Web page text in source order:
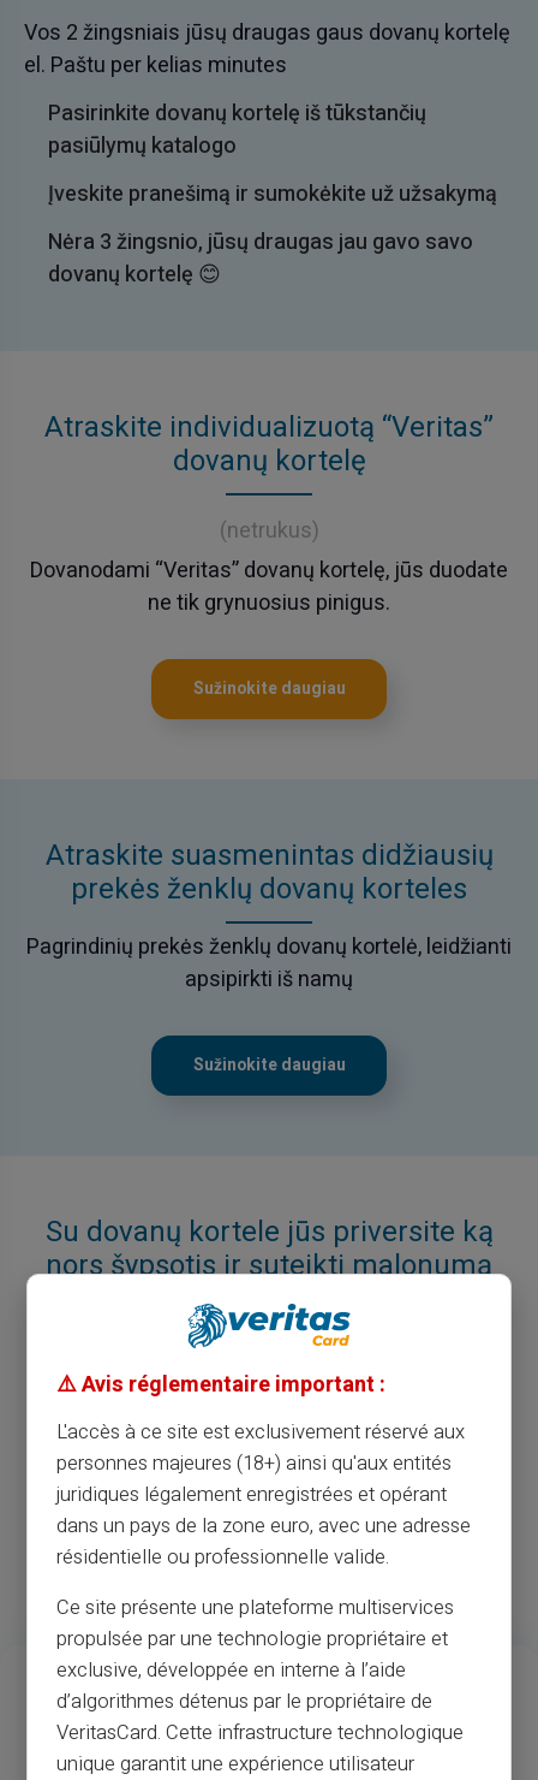
Vos 2 žingsniais jūsų draugas gaus dovanų kortelę
el. Paštu per kelias minutes
Pasirinkite dovanų kortelę iš tūkstančių
pasiūlymų katalogo
Įveskite pranešimą ir sumokėkite už užsakymą
Nėra 3 žingsnio, jūsų draugas jau gavo savo
dovanų kortelę 😊
Atraskite individualizuotą “Veritas”
dovanų kortelę
(netrukus)
Dovanodami “Veritas” dovanų kortelę, jūs duodate
ne tik grynuosius pinigus.
Sužinokite daugiau
Atraskite suasmenintas didžiausių
prekės ženklų dovanų korteles
Pagrindinių prekės ženklų dovanų kortelė, leidžianti
apsipirkti iš namų
Sužinokite daugiau
Su dovanų kortele jūs priversite ką
nors šypsotis ir suteikti malonumą
šiandien.
(netrukus)
Aš užsisakau savo dovanų kortelę
13
Metų patirtis
37
Prekybininkai ir
bankomatų priėmimas
⚠️ Avis réglementaire important :
L'accès à ce site est exclusivement réservé aux
personnes majeures (18+) ainsi qu'aux entités
juridiques légalement enregistrées et opérant
dans un pays de la zone euro, avec une adresse
résidentielle ou professionnelle valide.
Ce site présente une plateforme multiservices
propulsée par une technologie propriétaire et
exclusive, développée en interne à l’aide
d’algorithmes détenus par le propriétaire de
VeritasCard. Cette infrastructure technologique
unique garantit une expérience utilisateur